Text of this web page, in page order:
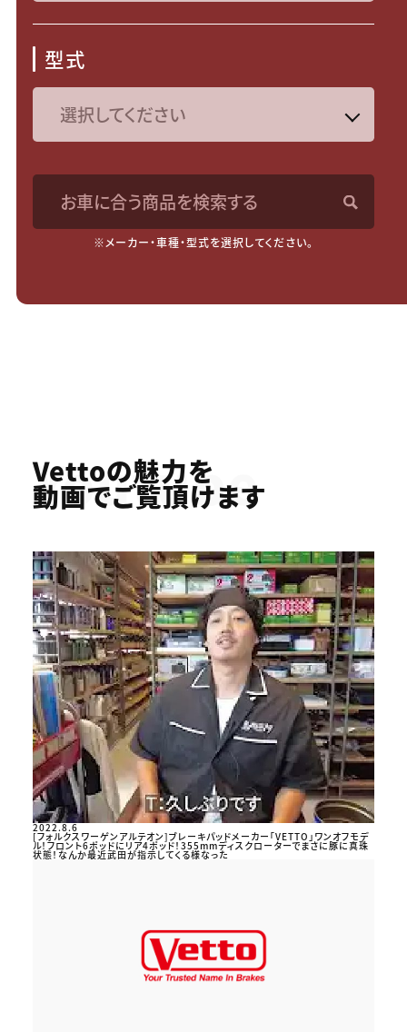
型式
お車に合う商品を検索する
※メーカー・車種・型式を選択してください。
Youtube
Vettoの魅力を
動画でご覧頂けます
2022.8.6
[フォルクスワーゲンアルテオン]ブレーキパッドメーカー「VETTO」ワンオフモデ
ル！フロント6ポッドにリア4ポッド！355mmディスクローターでまさに豚に真珠
状態！なんか最近武田が指示してくる様なった